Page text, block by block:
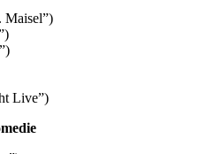
Maisel”)
Live”)